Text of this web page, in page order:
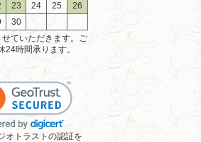
23 24 25
26
30
ていただきます。ご
24時間承ります。
オトラストの認証を